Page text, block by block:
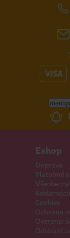
Eshop
Doprava
Platobné
Cookies
Ochrana
Overenie
Odstúpiť